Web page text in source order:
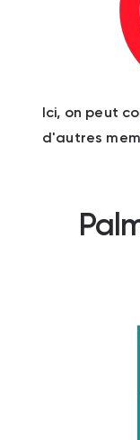
Ici, on peut
d'autres